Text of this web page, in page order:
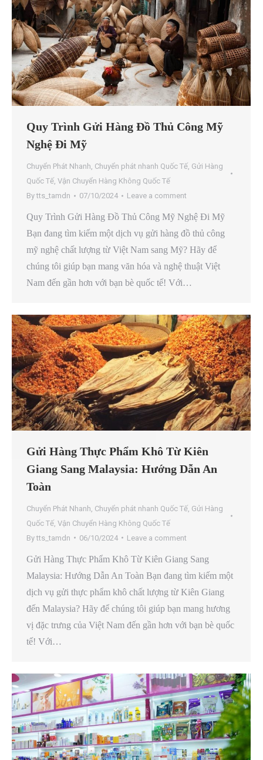
Quy Trình Gửi Hàng Đồ Thủ Công Mỹ
Nghệ Đi Mỹ
Chuyển Phát Nhanh, Chuyển phát nhanh Quốc Tế, Gửi Hàng
Quốc Tế, Vận Chuyển Hàng Không Quốc Tế
Bytts_tamdn 07/10/2024 Leave a comment
Quy Trình Gửi Hàng Đồ Thủ Công Mỹ Nghệ Đi Mỹ
Bạn đang tìm kiếm một dịch vụ gửi hàng đồ thủ công
mỹ nghệ chất lượng từ Việt Nam sang Mỹ? Hãy để
chúng tôi giúp bạn mang văn hóa và nghệ thuật Việt
Nam đến gần hơn với bạn bè quốc tế! Với…
Gửi Hàng Thực Phẩm Khô Từ Kiên
Giang Sang Malaysia: Hướng Dẫn An
Toàn
Chuyển Phát Nhanh Chuyển phát nhanh Quốc Tế Gửi Hàng
Quốc Tế Vận Chuyển Hàng Không Quốc Tế
Bytts_tamdn 06/10/2024 Leave a comment
Gửi Hàng Thực Phẩm Khô Từ Kiên Giang Sang
Malaysia: Hướng Dẫn An Toàn Bạn đang tìm kiếm một
dịch vụ gửi thực phẩm khô chất lượng từ Kiên Giang
đến Malaysia? Hãy để chúng tôi giúp bạn mang hương
vị đặc trưng của Việt Nam đến gần hơn với bạn bè quốc
tế! Với…